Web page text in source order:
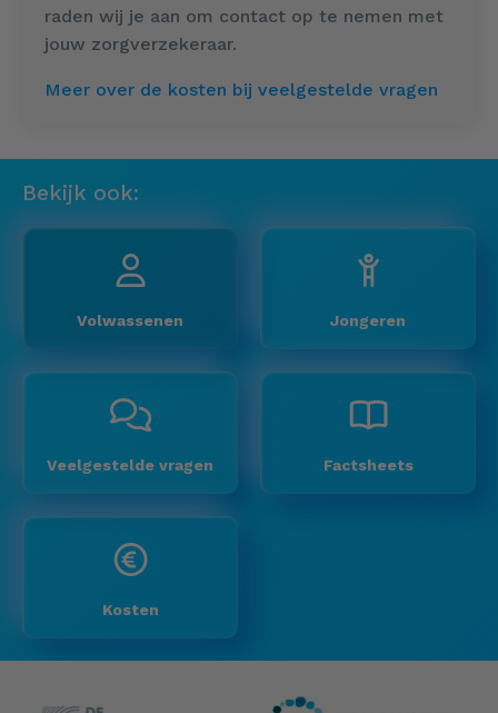
raden wij je aan om contact op te nemen met
jouw zorgverzekeraar.
Meer over de kosten bij veelgestelde vragen
Bekijk ook:
Volwassenen Jongeren
Veelgestelde vragen Factsheets
Kosten